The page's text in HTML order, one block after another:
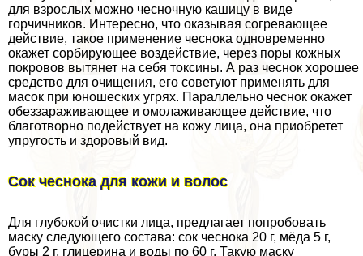
для взрослых можно чесночную кашицу в виде
горчичников. Интересно, что оказывая согревающее
действие, такое применение чеснока одновременно
окажет сорбирующее воздействие, через поры кожных
покровов вытянет на себя токсины. А раз чеснок хорошее
средство для очищения, его советуют применять для
масок при юношеских угрях. Параллельно чеснок окажет
обеззараживающее и омолаживающее действие, что
благотворно подействует на кожу лица, она приобретет
упругость и здоровый вид.
Сок чеснока для кожи и волос
Для глубокой очистки лица, предлагает попробовать
маску следующего состава: сок чеснока 20 г, мёда 5 г,
буры 2 г, глицерина и воды по 60 г. Такую маску